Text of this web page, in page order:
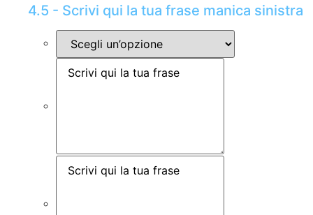
4.5 - Scrivi qui la tua frase manica sinistra